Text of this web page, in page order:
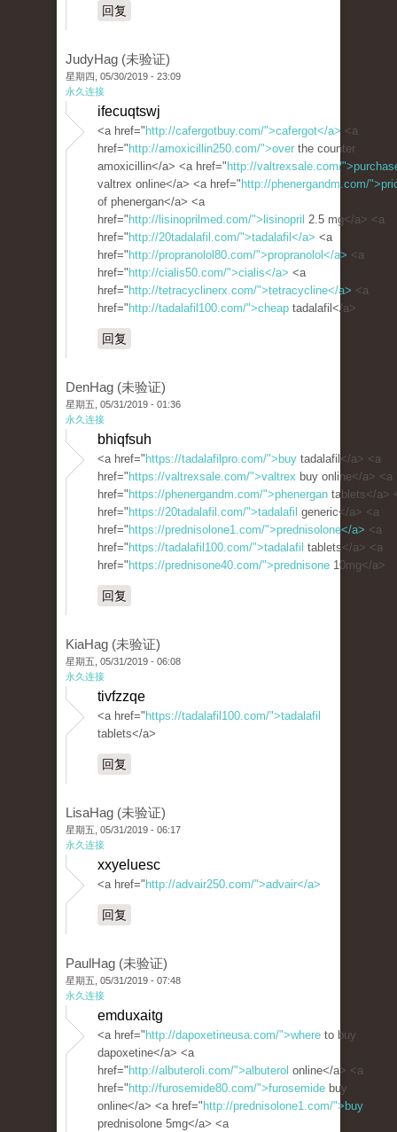
回复
JudyHag (未验证)
星期四, 05/30/2019 - 23:09
永久连接
ifecuqtswj
<a href=" http://cafergotbuy.com/">cafergot</a> <a
href=" http://amoxicillin250.com/">over the counter
amoxicillin</a> <a href=" http://valtrexsale.com/
valtrex online</a> <a href=" http://phenergandm.com/
of phenergan</a> <a
href=" http://lisinoprilmed.com/">lisinopril 2.5 mg</a> <a
href=" http://20tadalafil.com/">tadalafil</a> <a
href=" http://propranolol80.com/">propranolol</a> <a
href=" http://cialis50.com/">cialis</a> <a
href=" http://tetracyclinerx.com/">tetracycline</a> <a
href=" http://tadalafil100.com/">cheap tadalafil</a>
回复
DenHag (未验证)
星期五, 05/31/2019 - 01:36
永久连接
bhiqfsuh
<a href=" https://tadalafilpro.com/">buy tadalafil</a> <a
href=" https://valtrexsale.com/">valtrex buy online</a> <a
href=" https://phenergandm.com/">phenergan tablets</a>
href=" https://20tadalafil.com/">tadalafil generic</a> <a
href=" https://prednisolone1.com/">prednisolone</a> <a
href=" https://tadalafil100.com/">tadalafil tablets</a> <a
href=" https://prednisone40.com/">prednisone 10mg</a>
回复
KiaHag (未验证)
星期五, 05/31/2019 - 06:08
永久连接
tivfzzqe
<a href=" https://tadalafil100.com/">tadalafil
tablets</a>
回复
LisaHag (未验证)
星期五, 05/31/2019 - 06:17
永久连接
xxyeluesc
<a href=" http://advair250.com/">advair</a>
回复
PaulHag (未验证)
星期五, 05/31/2019 - 07:48
永久连接
emduxaitg
<a href=" http://dapoxetineusa.com/">where to buy
dapoxetine</a> <a
href=" http://albuteroli.com/">albuterol online</a> <a
href=" http://furosemide80.com/">furosemide buy
online</a> <a href=" http://prednisolone1.com/">buy
prednisolone 5mg</a> <a